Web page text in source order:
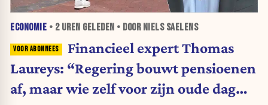
ECONOMIE • 2 UREN GELEDEN • DOOR NIELS SAELENS
Financieel expert Thomas
Laureys: “Regering bouwt pensioenen
af, maar wie zelf voor zijn oude dag